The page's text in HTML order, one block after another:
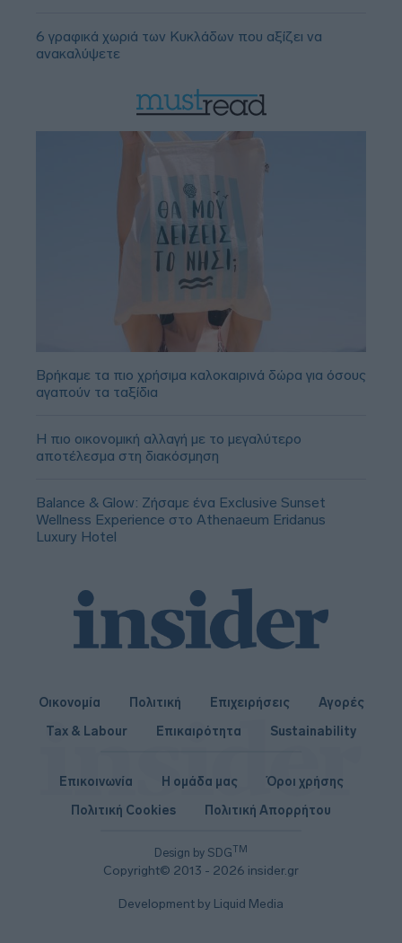
6 γραφικά χωριά των Κυκλάδων που αξίζει να
ανακαλύψετε
Βρήκαμε τα πιο χρήσιμα καλοκαιρινά δώρα για όσους
αγαπούν τα ταξίδια
Η πιο οικονομική αλλαγή με το μεγαλύτερο
αποτέλεσμα στη διακόσμηση
Balance & Glow: Ζήσαμε ένα Exclusive Sunset
Wellness Experience στο Athenaeum Eridanus
Luxury Hotel
Οικονομία Πολιτική Επιχειρήσεις
Αγορές
Tax & Labour
Επικαιρότητα Sustainability
Design by SDGTM
Copyright© 2013 - 2026 insider.gr
Επικοινωνία Η ομάδα μας
Όροι χρήσης
Πολιτική Cookies
Πολιτική Απορρήτου
Development by Liquid Media